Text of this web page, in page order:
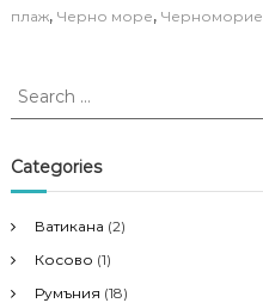
плаж, Черно море, Черноморие
S
r
c
f
o
r
Categories
Ватикана (2)
Косово (1)
Румъния (18)